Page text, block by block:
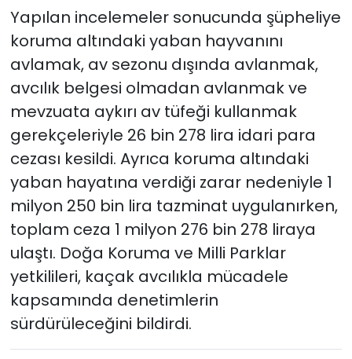
Yapılan incelemeler sonucunda şüpheliye
koruma altındaki yaban hayvanını
avlamak, av sezonu dışında avlanmak,
avcılık belgesi olmadan avlanmak ve
mevzuata aykırı av tüfeği kullanmak
gerekçeleriyle 26 bin 278 lira idari para
cezası kesildi. Ayrıca koruma altındaki
yaban hayatına verdiği zarar nedeniyle 1
milyon 250 bin lira tazminat uygulanırken,
toplam ceza 1 milyon 276 bin 278 liraya
ulaştı. Doğa Koruma ve Milli Parklar
yetkilileri, kaçak avcılıkla mücadele
kapsamında denetimlerin
sürdürüleceğini bildirdi.